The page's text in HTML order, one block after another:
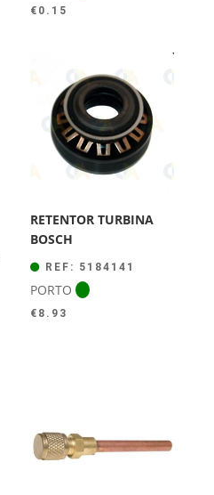
€ 0.15
RETENTOR TURBINA
BOSCH
REF: 5184141
PORTO
€ 8.93